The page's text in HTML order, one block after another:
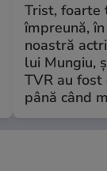
Trist, foarte
împreună,
noastră
lui Mungiu,
TVR au
până când